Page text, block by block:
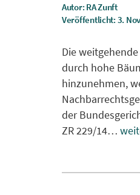
Autor: RA Zunft
Veröffentlicht: 3.
Die
durch hohe
hinzunehmen,
der
ZR 229/14…